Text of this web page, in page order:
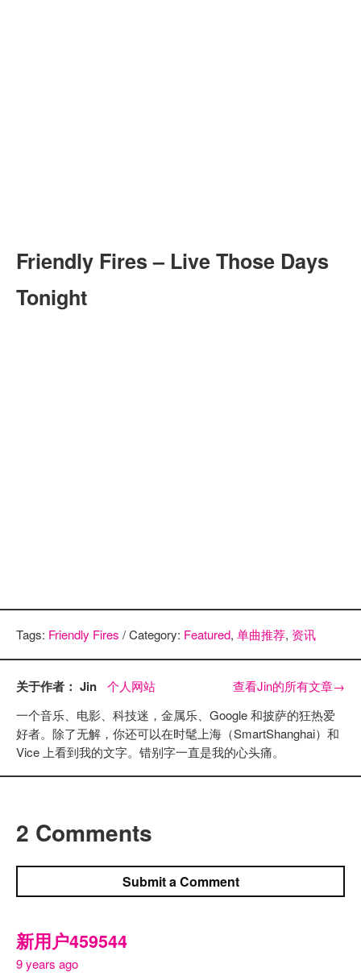
Friendly Fires – Live Those Days
Tonight
Tags: Friendly Fires / Category: Featured, 单曲推荐, 资讯
关于作者： Jin 个人网站 查看Jin的所有文章→
一个音乐、电影、科技迷，金属乐、Google 和披萨的狂热爱
好者。除了无解，你还可以在时髦上海（SmartShanghai）和
Vice 上看到我的文字。错别字一直是我的心头痛。
2 Comments
Submit a Comment
新用户459544
9 years ago